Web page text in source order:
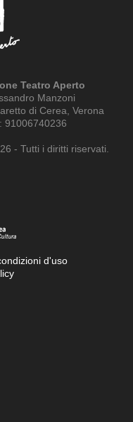
Teatro Aperto
Manzoni
di Cerea, Verona
91006740236
- Tutti i diritti riservati.
d'uso